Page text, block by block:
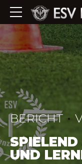
BERICHT
SPIELEND
ND